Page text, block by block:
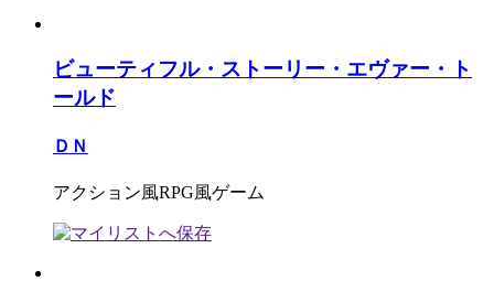
ビューティフル・ストーリー・エヴァー・ト
ールド
ＤＮ
アクション風RPG風ゲーム